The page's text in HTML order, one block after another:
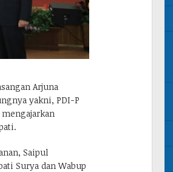
Arjuna
yakni, PDI-P
Saipul
Surya dan Wabup